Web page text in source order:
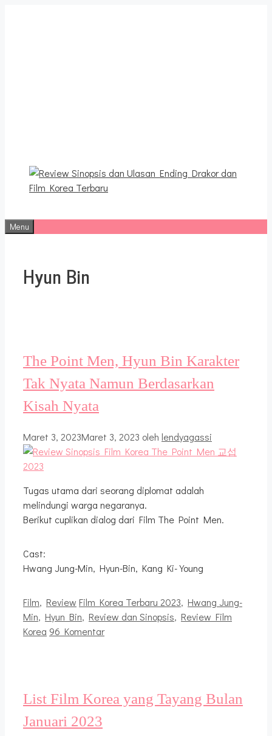
Menu
Hyun Bin
The Point Men, Hyun Bin Karakter
Tak Nyata Namun Berdasarkan
Kisah Nyata
Maret 3, 2023Maret 3, 2023 oleh lendyagassi
Tugas utama dari seorang diplomat adalah
melindungi warga negaranya.
Berikut cuplikan dialog dari Film The Point Men.
Cast:
Hwang Jung-Min, Hyun-Bin, Kang Ki-Young
Kategori
Film, Review Tag
Film Korea Terbaru 2023, Hwang Jung-
Min, Hyun Bin, Review dan Sinopsis, Review Film
Korea 96 Komentar
List Film Korea yang Tayang Bulan
Januari 2023